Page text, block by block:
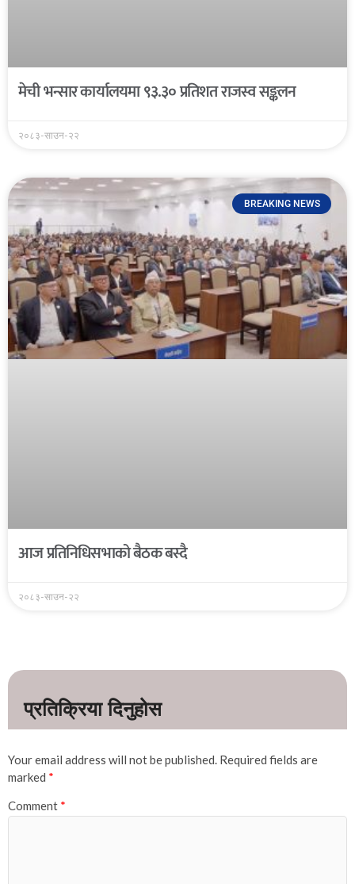
मेची भन्सार कार्यालयमा ९३.३० प्रतिशत राजस्व सङ्कलन
२०८३-साउन-२२
BREAKING NEWS
आज प्रतिनिधिसभाको बैठक बस्दै
२०८३-साउन-२२
Your email address will not be published. Required fields are
marked *
Comment *